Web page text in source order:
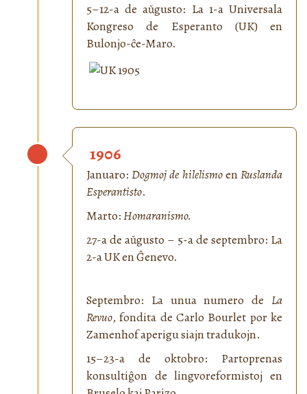
5–12-a de aŭgusto: La 1-a Universala
Kongreso de Esperanto (UK) en
Bulonjo-ĉe-Maro.
1906
Januaro:Dogmoj de hilelismoenRuslanda
Esperantisto.
Marto:Homaranismo.
27-a de aŭgusto – 5-a de septembro: La
2-a UK en Ĝenevo.
Septembro: La unua numero de La
Revuo, fondita de Carlo Bourlet por ke
Zamenhof aperigu siajn tradukojn.
15–23-a de oktobro: Partoprenas
konsultiĝon de lingvoreformistoj en